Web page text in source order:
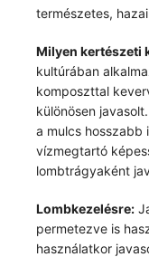
természetes,
Milyen kertészeti
kultúrában
komposzttal
különösen
a mulcs hosszabb
vízmegtartó
lombtrágyaként
Lombkezelésre:
permetezve is
használatkor